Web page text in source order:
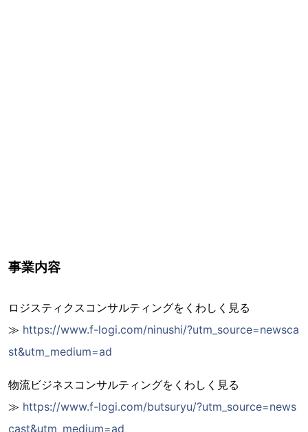
事業内容
ロジスティクスコンサルティングをくわしく見る
≫ https://www.f-logi.com/ninushi/?utm_source=newsca
st&utm_medium=ad
物流ビジネスコンサルティングをくわしく見る
≫ https://www.f-logi.com/butsuryu/?utm_source=news
cast&utm_medium=ad